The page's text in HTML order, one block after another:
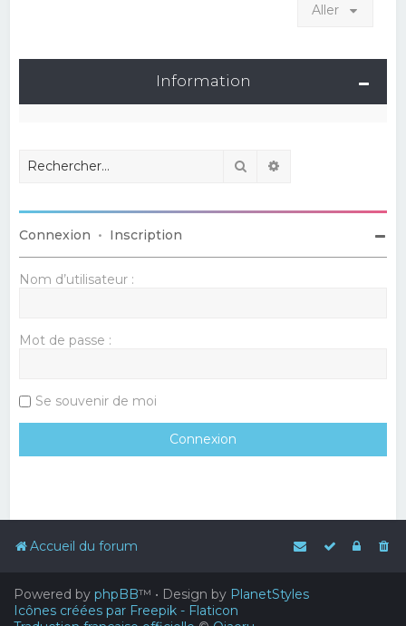
Aller
Information
Rechercher
Connexion • Inscription
Nom d’utilisateur :
Mot de passe :
Se souvenir de moi
Accueil du forum
Powered by phpBB™ • Design by PlanetStyles
Icônes créées par Freepik - Flaticon